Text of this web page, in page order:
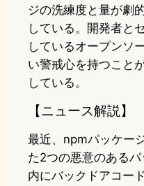
ジの洗練度と量が劇
している。開発者と
しているオープンソ
い警戒心を持つこと
している。
【ニュース解説】
最近、npmパッケー
た2つの悪意のある
内にバックドアコー